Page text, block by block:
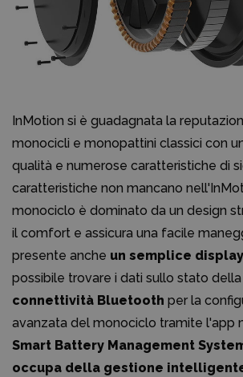
InMotion si è guadagnata la
monocicli e monopattini classici con
qualità e numerose caratteristiche di
caratteristiche non mancano
monociclo è dominato da un design
il comfort e assicura una facile
presente anche un semplice display
possibile trovare i dati sullo stato
connettività Bluetooth per la
avanzata del monociclo tramite l'app
Smart Battery Management
occupa della gestione